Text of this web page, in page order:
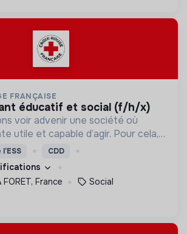
FRANÇAISE
éducatif et social (f/h/x)
voir advenir une société où
utile et capable d’agir. Pour cela,
des moyens et des lieux
innovants et adaptés à tous.
CDD
FORET, France
Social